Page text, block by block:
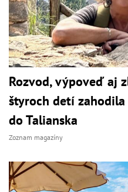
Rozvod, výpoveď aj
štyroch detí
do Talianska
Zoznam magazíny